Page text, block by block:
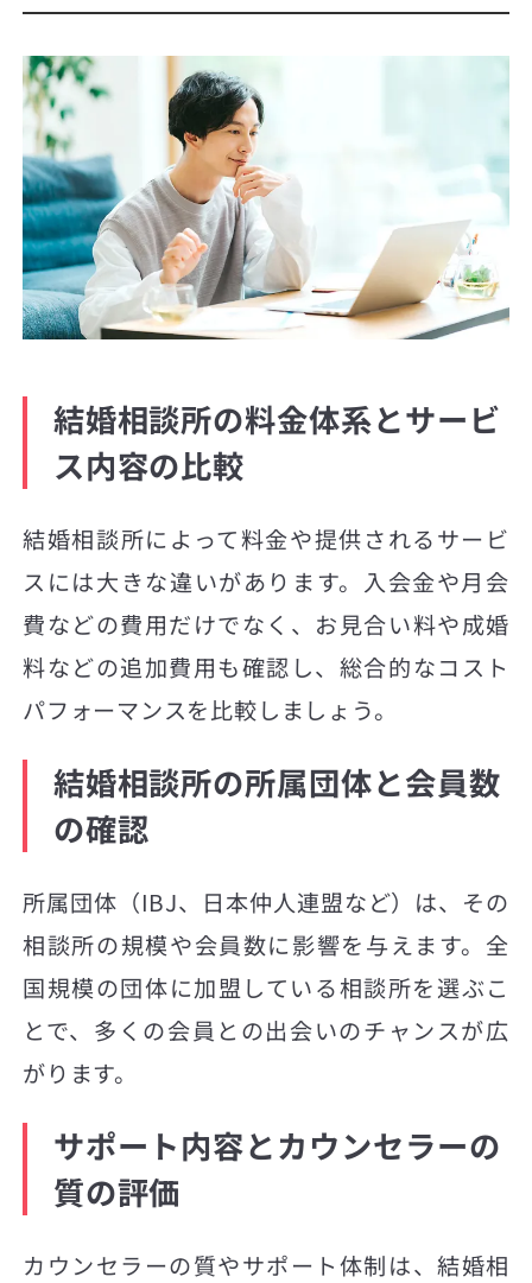
結婚相談所の料金体系とサービ
ス内容の比較
結婚相談所によって料金や提供されるサービ
スには大きな違いがあります。入会金や月会
費などの費用だけでなく、お見合い料や成婚
料などの追加費用も確認し、総合的なコスト
パフォーマンスを比較しましょう。
結婚相談所の所属団体と会員数
の確認
所属団体（IBJ、日本仲人連盟など）は、その
相談所の規模や会員数に影響を与えます。全
国規模の団体に加盟している相談所を選ぶこ
とで、多くの会員との出会いのチャンスが広
がります。
サポート内容とカウンセラーの
質の評価
カウンセラーの質やサポート体制は、結婚相